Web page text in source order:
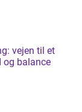
vejen til et
og balance